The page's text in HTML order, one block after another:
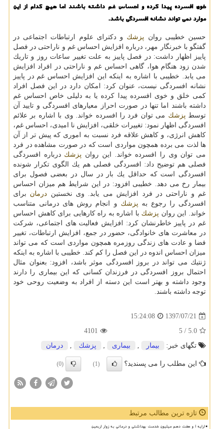
خوی افسرده پیدا كرده و احساس غم داشته باشند اما هیچ كدام از این
موارد نمی تواند نشانه افسردگی باشد.
حسین خطیبی روان پزشك و دكترای علوم ارتباطات اجتماعی در
گفتگو با خبرنگار مهر، درباره افزایش احساس غم و ناراحتی در فصل
پاییز اظهار داشت: در فصل پاییز به علت تغییر ساعات روز و تاریك
شدن زود هنگام هوا، گاهی احساس غم و ناراحتی در افراد افزایش
می یابد. خطیبی با اشاره به اینكه این افزایش احساس غم در پاییز
نشانه افسردگی نیست، عنوان كرد: امكان دارد در این فصل افراد
كمی خلق و خوی افسرده پیدا كرده یا به دلیلی خاص احساس غم
داشته باشند اما تنها در صورت احراز معیارهای افسردگی و تایید آن
توسط پزشك می توان فرد را افسرده خواند. وی با اشاره بر علائم
افسردگی اظهار نمود: تغییرات خلقی، افزایش نا امیدی، احساس غم،
كاهش انرژی، و كاهش علاقه فرد نسبت به اموری كه پیش تر از آن
ها لذت می برده همچون مواردی است كه در صورت مشاهده در فرد
می توان وی را افسرده خواند. این روان پزشك درباره افسردگی
فصلی هم توضیح داد: افسردگی فصلی هم یك الگوی تكرار شونده
افسردگی است كه حداقل یك بار در سال در بعضی فصول برای
بیمار رخ می دهد. خطیبی افزود: در این شرایط هم میزان احساس
غم و ناراحتی در فرد افزایش می یابد. وی نخستین درمان برای
افسردگی را رجوع به پزشك و انجام روش های درمانی متناسب
خواند. این روان پزشك با اشاره به راه كارهایی برای كاهش احساس
غم در پاییز خاطرنشان كرد: افزایش فعالیت های اجتماعی، شركت
در معاشرت های خانوادگی، حضور در جمع، افزایش ارتباطات، تغییر
فضا و عادت های زندگی روزمره همچون مواردی است كه می تواند
میزان احساس اندوه در این فصل را كم كند. خطیبی با اشاره به اینكه
ژنتیك می تواند در بروز افسردگی موثر باشد، افزود: بعنوان مثال
احتمال بروز افسردگی در فرزندان كسانی كه این بیماری را دارند
وجود داشته و بهتر است این دسته از افراد به وضعیت روحی خود
توجه داشته باشند.
1397/07/21
15:24:08
5.0
/ 5
4101
تگهای خبر:
بیمار , بیماری , پزشك , درمان
این مطلب را می پسندید؟ (1)
(0)
تازه ترین مطالب مرتبط
ارایه ۱ و هفت دهم میلیون خدمت بهداشتی و درمانی به زوار اربعین